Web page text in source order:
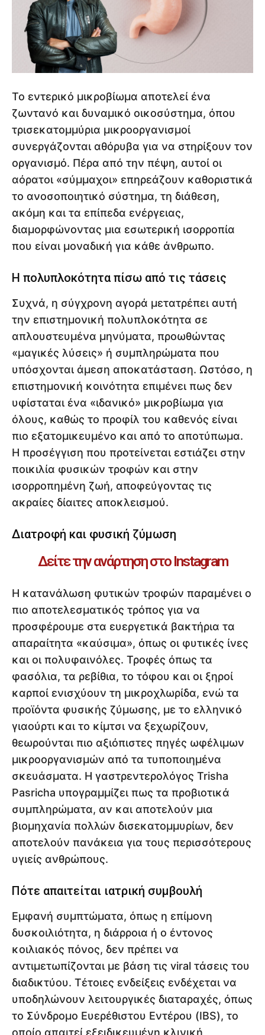
Το εντερικό μικροβίωμα αποτελεί ένα
ζωντανό και δυναμικό οικοσύστημα, όπου
τρισεκατομμύρια μικροοργανισμοί
συνεργάζονται αθόρυβα για να στηρίξουν τον
οργανισμό. Πέρα από την πέψη, αυτοί οι
αόρατοι «σύμμαχοι» επηρεάζουν καθοριστικά
το ανοσοποιητικό σύστημα, τη διάθεση,
ακόμη και τα επίπεδα ενέργειας,
διαμορφώνοντας μια εσωτερική ισορροπία
που είναι μοναδική για κάθε άνθρωπο.
Η πολυπλοκότητα πίσω από τις τάσεις
Συχνά, η σύγχρονη αγορά μετατρέπει αυτή
την επιστημονική πολυπλοκότητα σε
απλουστευμένα μηνύματα, προωθώντας
«μαγικές λύσεις» ή συμπληρώματα που
υπόσχονται άμεση αποκατάσταση. Ωστόσο, η
επιστημονική κοινότητα επιμένει πως δεν
υφίσταται ένα «ιδανικό» μικροβίωμα για
όλους, καθώς το προφίλ του καθενός είναι
πιο εξατομικευμένο και από το αποτύπωμα.
Η προσέγγιση που προτείνεται εστιάζει στην
ποικιλία φυσικών τροφών και στην
ισορροπημένη ζωή, αποφεύγοντας τις
ακραίες δίαιτες αποκλεισμού.
Διατροφή και φυσική ζύμωση
Δείτε την ανάρτηση στο Instagram
Η κατανάλωση φυτικών τροφών παραμένει ο
πιο αποτελεσματικός τρόπος για να
προσφέρουμε στα ευεργετικά βακτήρια τα
απαραίτητα «καύσιμα», όπως οι φυτικές ίνες
και οι πολυφαινόλες. Τροφές όπως τα
φασόλια, τα ρεβίθια, το τόφου και οι ξηροί
καρποί ενισχύουν τη μικροχλωρίδα, ενώ τα
προϊόντα φυσικής ζύμωσης, με το ελληνικό
γιαούρτι και το κίμτσι να ξεχωρίζουν,
θεωρούνται πιο αξιόπιστες πηγές ωφέλιμων
μικροοργανισμών από τα τυποποιημένα
σκευάσματα. Η γαστρεντερολόγος Trisha
Pasricha υπογραμμίζει πως τα προβιοτικά
συμπληρώματα, αν και αποτελούν μια
βιομηχανία πολλών δισεκατομμυρίων, δεν
αποτελούν πανάκεια για τους περισσότερους
υγιείς ανθρώπους.
Πότε απαιτείται ιατρική συμβουλή
Εμφανή συμπτώματα, όπως η επίμονη
δυσκοιλιότητα, η διάρροια ή ο έντονος
κοιλιακός πόνος, δεν πρέπει να
αντιμετωπίζονται με βάση τις viral τάσεις του
διαδικτύου. Τέτοιες ενδείξεις ενδέχεται να
υποδηλώνουν λειτουργικές διαταραχές, όπως
το Σύνδρομο Ευερέθιστου Εντέρου (IBS), το
οποίο απαιτεί εξειδικευμένη κλινική